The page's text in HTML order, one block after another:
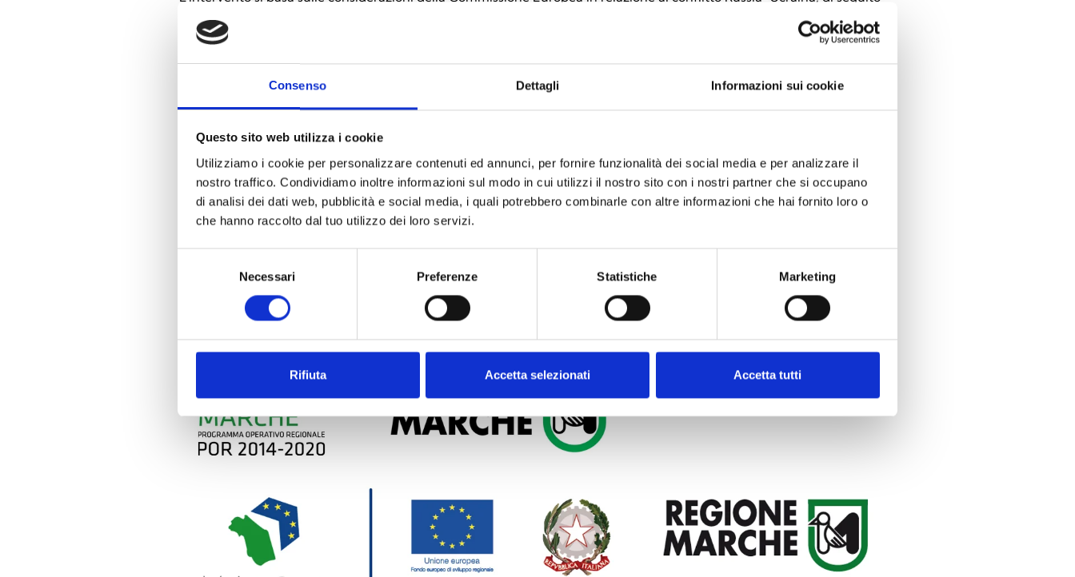
Consenso Dettagli Informazioni sui cookie
Questo sito web utilizza i cookie
Utilizziamo i cookie per personalizzare contenuti ed annunci, per fornire funzionalità dei social media e per analizzare il
nostro traffico. Condividiamo inoltre informazioni sul modo in cui utilizzi il nostro sito con i nostri partner che si occupano
di analisi dei dati web, pubblicità e social media, i quali potrebbero combinarle con altre informazioni che hai fornito loro o
che hanno raccolto dal tuo utilizzo dei loro servizi.
Necessari Preferenze Statistiche Marketing
Rifiuta Accetta selezionati Accetta tutti
sintetizzato: “La Commissione Europea ritiene che il conflitto Russia – Ucraina, le sanzioni imposte dall’UE o dai suoi
partner internazionali e le contromisure adottate, abbiano creato notevoli incertezze economiche, perturbato i flussi
commerciali e le catene di approvvigionamento e provocato aumenti di prezzo eccezionalmente elevati e imprevisti, in
particolare per quanto riguarda il gas naturale e l’energia elettrica, ma anche per molte altre materie prime e beni
primari, compreso il settore agroalimentare. Tali effetti, considerati nel loro insieme, hanno causato un grave
turbamento dell’economia in tutti gli Stati membri. Le interruzioni della catena di approvvigionamento e l’accresciuta
attività economica in tutti gli Stati membri. La Commissione ritiene pertanto che un’ampia gamma di settori economici
di tutti gli Stati membri sia colpita da un grave turbamento dell’economia”.